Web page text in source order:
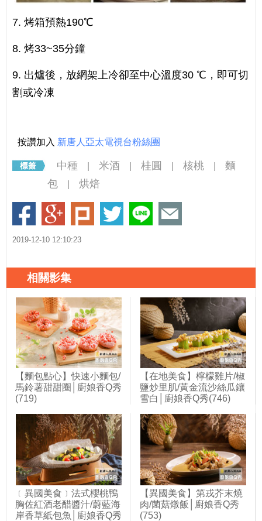
7. 烤箱預熱190℃
8. 烤33~35分鐘
9. 出爐後，放網架上冷卻至中心溫度30 ℃，即可切
割或冷凍
按讚加入 新唐人亞太電視台粉絲團
中種 米酒 桂圓 核桃
麵
包
烘焙
2019-12-10 12:10:23
相關影集
【麵包點心】快速小麵包/
馬鈴薯甜甜圈│廚娘香Q秀
(719)
【在地美食】檸檬雞片/椒
鹽炒里肌/黃金流沙絲瓜鑲
雪白│廚娘香Q秀(746)
﹝異國美食﹞法式櫻桃鴨
胸佐紅酒老醋醬汁/蔚藍海
岸香草紙包魚│廚娘香Q秀
【異國美食】第戎芥末燒
肉/菌菇燉飯│廚娘香Q秀
(753)